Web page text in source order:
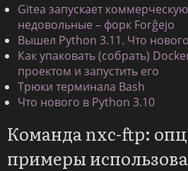
Gitea запускает
недовольные – форк Forĝejo
Вышел Python 3.11. Что
Как упаковать (собрать)
проектом и запустить его
Трюки терминала Bash
Что нового в Python 3.10
Команда nxc-ftp:
примеры